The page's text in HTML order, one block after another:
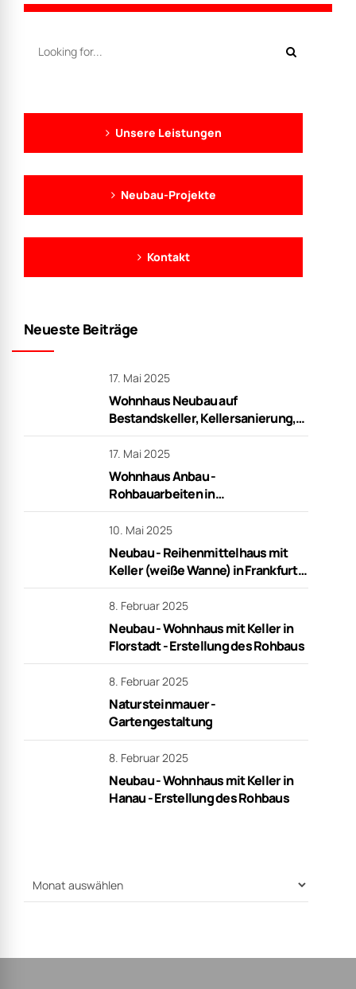
Unsere Leistungen
Neubau-Projekte
Kontakt
Neueste Beiträge
17. Mai 2025
Wohnhaus Neubau auf
Bestandskeller, Kellersanierung,
Rohbauarbeiten in Frankfurt
17. Mai 2025
Wohnhaus Anbau -
Rohbauarbeiten in
Niederdorfelden
10. Mai 2025
Neubau - Reihenmittelhaus mit
Keller (weiße Wanne) in Frankfurt -
schlüsselfertig
8. Februar 2025
Neubau - Wohnhaus mit Keller in
Florstadt - Erstellung des Rohbaus
8. Februar 2025
Natursteinmauer -
Gartengestaltung
8. Februar 2025
Neubau - Wohnhaus mit Keller in
Hanau - Erstellung des Rohbaus